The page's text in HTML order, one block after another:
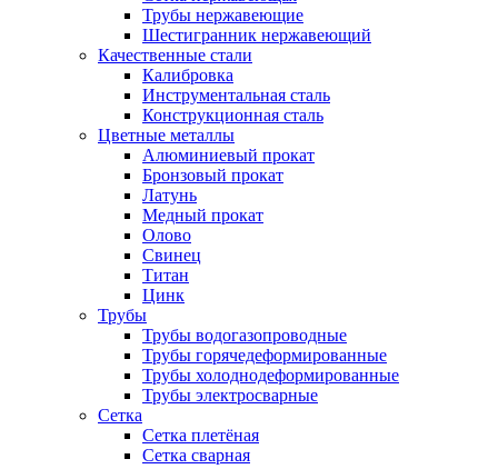
Трубы нержавеющие
Шестигранник нержавеющий
Качественные стали
Калибровка
Инструментальная сталь
Конструкционная сталь
Цветные металлы
Алюминиевый прокат
Бронзовый прокат
Латунь
Медный прокат
Олово
Свинец
Титан
Цинк
Трубы
Трубы водогазопроводные
Трубы горячедеформированные
Трубы холоднодеформированные
Трубы электросварные
Сетка
Сетка плетёная
Сетка сварная